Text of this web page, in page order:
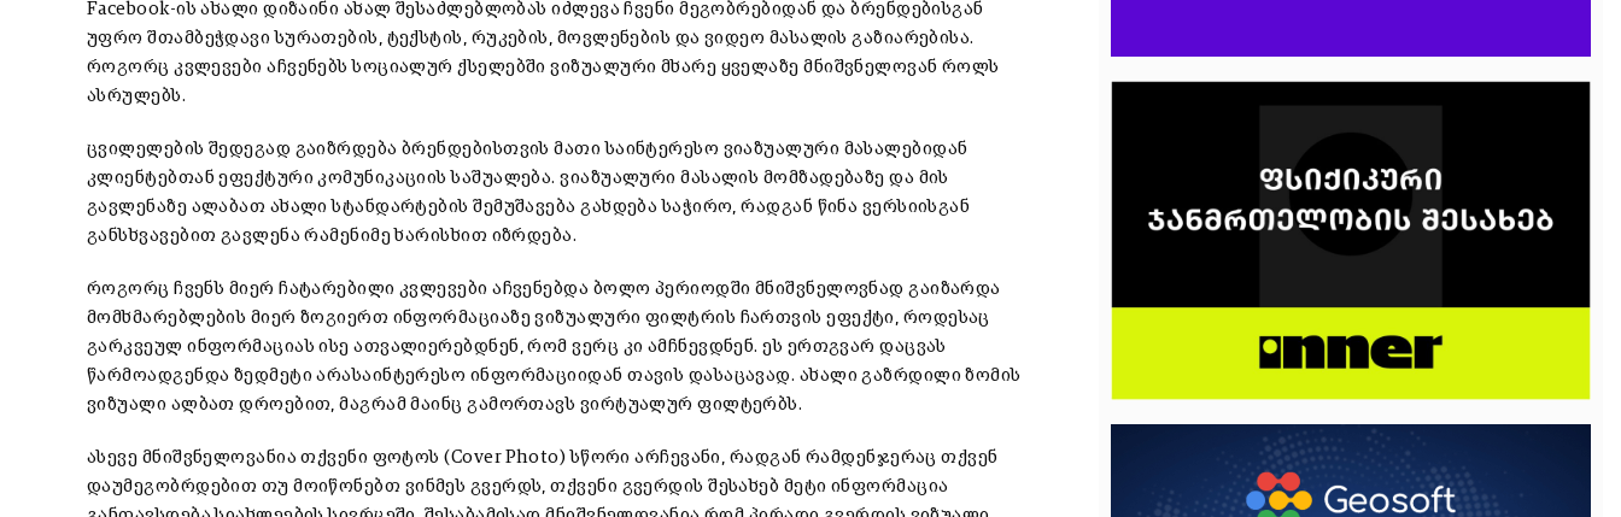
Facebook-ის ახალი დიზაინი ახალ შესაძლებლობას იძლევა ჩვენი მეგობრებიდან და ბრენდებისგან
უფრო შთამბეჭდავი სურათების, ტექსტის, რუკების, მოვლენების და ვიდეო მასალის გაზიარებისა.
როგორც კვლევები აჩვენებს სოციალურ ქსელებში ვიზუალური მხარე ყველაზე მნიშვნელოვან როლს
ასრულებს.
ცვილელების შედეგად გაიზრდება ბრენდებისთვის მათი საინტერესო ვიაზუალური მასალებიდან
კლიენტებთან ეფექტური კომუნიკაციის საშუალება. ვიაზუალური მასალის მომზადებაზე და მის
გავლენაზე ალაბათ ახალი სტანდარტების შემუშავება გახდება საჭირო, რადგან წინა ვერსიისგან
განსხვავებით გავლენა რამენიმე ხარისხით იზრდება.
როგორც ჩვენს მიერ ჩატარებილი კვლევები აჩვენებდა ბოლო პერიოდში მნიშვნელოვნად გაიზარდა
მომხმარებლების მიერ ზოგიერთ ინფორმაციაზე ვიზუალური ფილტრის ჩართვის ეფექტი, როდესაც
გარკვეულ ინფორმაციას ისე ათვალიერებდნენ, რომ ვერც კი ამჩნევდნენ. ეს ერთგვარ დაცვას
წარმოადგენდა ზედმეტი არასაინტერესო ინფორმაციიდან თავის დასაცავად. ახალი გაზრდილი ზომის
ვიზუალი ალბათ დროებით, მაგრამ მაინც გამორთავს ვირტუალურ ფილტერბს.
ასევე მნიშვნელოვანია თქვენი ფოტოს (Cover Photo) სწორი არჩევანი, რადგან რამდენჯერაც თქვენ
დაუმეგობრდებით თუ მოიწონებთ ვინმეს გვერდს, თქვენი გვერდის შესახებ მეტი ინფორმაცია